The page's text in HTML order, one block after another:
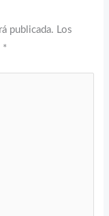
publicada. Los
*